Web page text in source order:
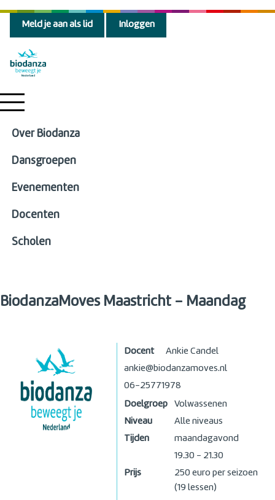
Meld je aan als lid Inloggen
Over Biodanza
Dansgroepen
Evenementen
Docenten
Scholen
BiodanzaMoves Maastricht - Maandag
Docent
Ankie Candel
ankie@biodanzamoves.nl
06-25771978
Doelgroep
Volwassenen
Niveau
Alle niveaus
Tijden
maandagavond
19.30 - 21.30
Prijs
250 euro per seizoen
(19 lessen)